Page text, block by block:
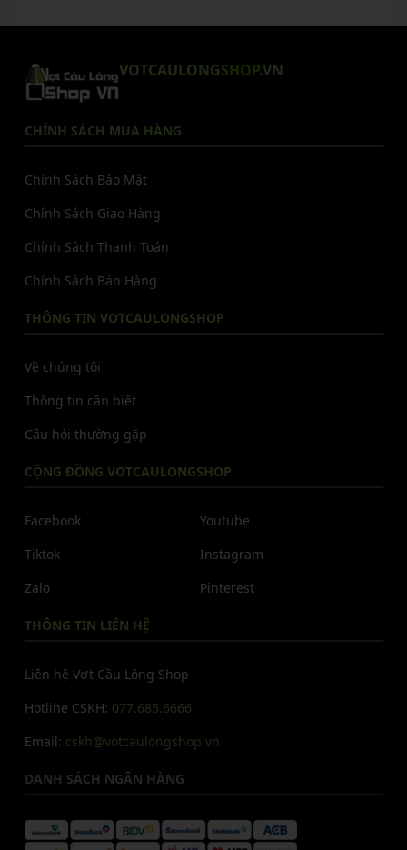
VOTCAULONGSHOP.VN
CHÍNH SÁCH MUA HÀNG
Chính Sách Bảo Mật
Chính Sách Giao Hàng
Chính Sách Thanh Toán
Chính Sách Bán Hàng
THÔNG TIN VOTCAULONGSHOP
Về chúng tôi
Thông tin cần biết
Câu hỏi thường gặp
CỘNG ĐỒNG VOTCAULONGSHOP
Facebook
Tiktok
Zalo
Youtube
Instagram
Pinterest
THÔNG TIN LIÊN HỆ
Liên hệ Vợt Cầu Lông Shop
Hotline CSKH: 077.685.6666
Email: cskh@votcaulongshop.vn
DANH SÁCH NGÂN HÀNG